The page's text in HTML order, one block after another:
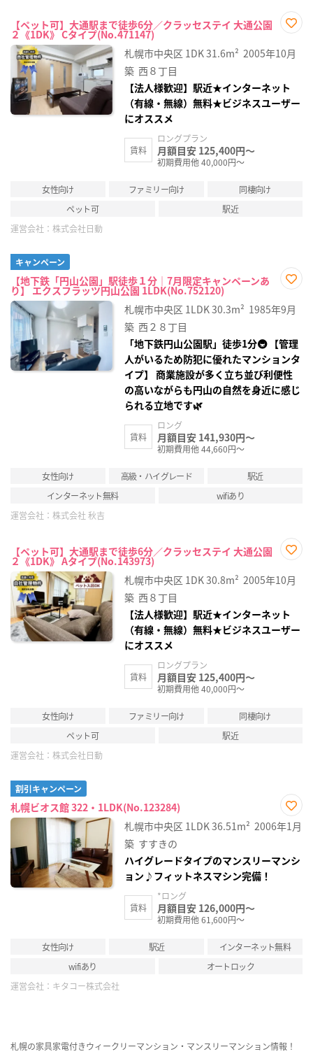
【ペット可】大通駅まで徒歩6分／クラッセステイ 大通公園
２《1DK》 Cタイプ(No.471147)
に入
り登
札幌市中央区 1DK31.6m² 2005年10月
築 西８丁目
【法人様歓迎】駅近★インターネット
（有線・無線）無料★ビジネスユーザー
にオススメ
賃料
ロングプラン
月額目安 125,400円～
初期費用他 40,000円～
女性向け ファミリー向け
同棲向け
ペット可
駅近
運営会社： 株式会社日動
キャンペーン
【地下鉄「円山公園」駅徒歩１分｜7月限定キャンペーンあ
り】 エクスフラッツ円山公園 1LDK(No.752120)
に入
り登
札幌市中央区 1LDK30.3m² 1985年9月
築 西２８丁目
「地下鉄円山公園駅」徒歩1分🚇 【管理
人がいるため防犯に優れたマンションタ
イプ】 商業施設が多く立ち並び利便性
の高いながらも円山の自然を身近に感じ
られる立地です🌿
賃料
ロング
月額目安 141,930円～
初期費用他 44,660円～
女性向け 高級・ハイグレード
駅近
インターネット無料
wifiあり
運営会社： 株式会社 秋吉
【ペット可】大通駅まで徒歩6分／クラッセステイ 大通公園
２《1DK》 Aタイプ(No.143973)
に入
り登
札幌市中央区 1DK30.8m² 2005年10月
築 西８丁目
【法人様歓迎】駅近★インターネット
（有線・無線）無料★ビジネスユーザー
にオススメ
賃料
ロングプラン
月額目安 125,400円～
初期費用他 40,000円～
女性向け ファミリー向け
同棲向け
ペット可
駅近
運営会社： 株式会社日動
割引キャンペーン
札幌ビオス館 322・1LDK(No.123284)
お気
に入
札幌市中央区 1LDK36.51m² 2006年1月
築 すすきの
ハイグレードタイプのマンスリーマンシ
ョン♪フィットネスマシン完備！
賃料
*ロング
月額目安 126,000円～
初期費用他 61,600円～
女性向け 駅近
インターネット無料
wifiあり
オートロック
運営会社： キタコー株式会社
札幌の家具家電付きウィークリーマンション・マンスリーマンション情報！